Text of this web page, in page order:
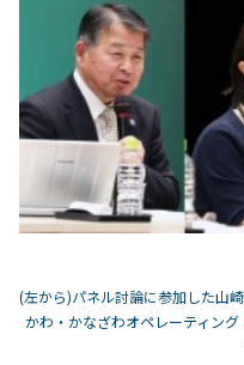
(左から)パネル討論に参加した山
かわ・かなざわオペレーティン